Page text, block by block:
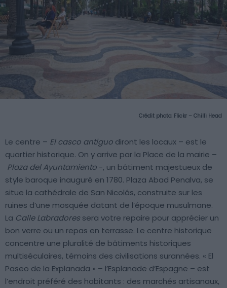
Crédit photo: Flickr – Chilli Head
Le centre – El casco antiguo diront les locaux – est le
quartier historique. On y arrive par la Place de la mairie –
Plaza del Ayuntamiento -, un bâtiment majestueux de
style baroque inauguré en 1780. Plaza Abad Penalva, se
situe la cathédrale de San Nicolás, construite sur les
ruines d’une mosquée datant de l’époque musulmane.
La Calle Labradores sera votre repaire pour apprécier un
bon verre ou un repas en terrasse. Le centre historique
concentre une pluralité de bâtiments historiques
multiséculaires, témoins des civilisations surannées. « El
Paseo de la Explanada » – l’Esplanade d’Espagne – est
l’endroit préféré des habitants : des marchés artisanaux,